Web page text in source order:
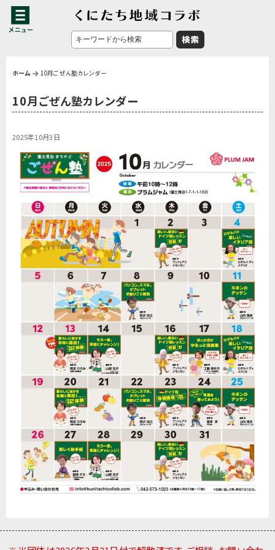
ホーム 10月ごぜん塾カレンダー
10月ごぜん塾カレンダー
2025年10月3日